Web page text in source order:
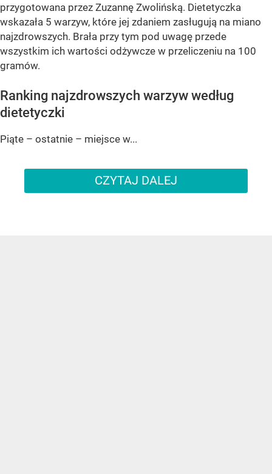
przygotowana przez Zuzannę Zwolińską. Dietetyczka
wskazała 5 warzyw, które jej zdaniem zasługują na miano
najzdrowszych. Brała przy tym pod uwagę przede
wszystkim ich wartości odżywcze w przeliczeniu na 100
gramów.
Ranking najzdrowszych warzyw według
dietetyczki
Piąte – ostatnie – miejsce w...
CZYTAJ DALEJ